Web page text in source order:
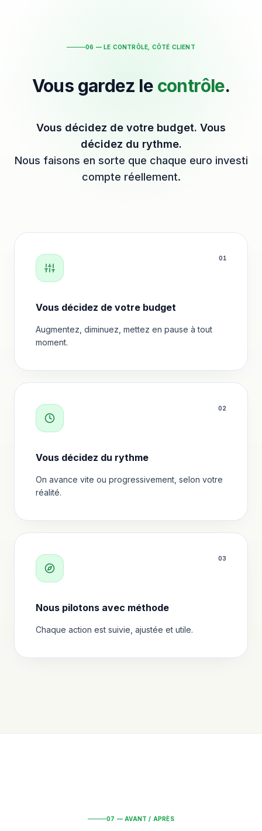
06 — LE CONTRÔLE, CÔTÉ CLIENT
Vous gardez le contrôle.
Vous décidez de votre budget. Vous
décidez du rythme.
Nous faisons en sorte que chaque euro investi
compte réellement.
01
Vous décidez de votre budget
Augmentez, diminuez, mettez en pause à tout
moment.
02
Vous décidez du rythme
On avance vite ou progressivement, selon votre
réalité.
03
Nous pilotons avec méthode
Chaque action est suivie, ajustée et utile.
07 — AVANT / APRÈS